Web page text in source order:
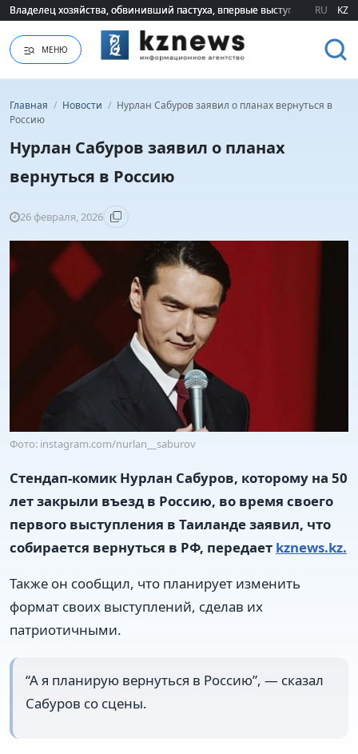
Владелец хозяйства, обвинивший пастуха, впервые выступил
Владелец хозяйства, обвинивший пастуха, впервые выступил RU KZ
МЕНЮ
Главная / Новости / Нурлан Сабуров заявил о планах вернуться в
Россию
Нурлан Сабуров заявил о планах
вернуться в Россию
26 февраля, 2026
Фото: instagram.com/nurlan__saburov
Стендап-комик Нурлан Сабуров, которому на 50
лет закрыли въезд в Россию, во время своего
первого выступления в Таиланде заявил, что
собирается вернуться в РФ, передает kznews.kz.
Также он сообщил, что планирует изменить
формат своих выступлений, сделав их
патриотичными.
“А я планирую вернуться в Россию”, — сказал
Сабуров со сцены.